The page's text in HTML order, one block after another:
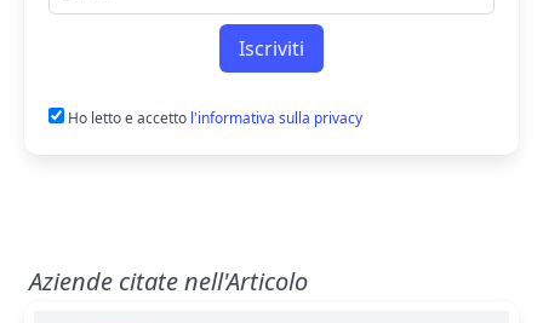
Iscriviti
Ho letto e accetto l'informativa sulla privacy
Aziende citate nell'Articolo